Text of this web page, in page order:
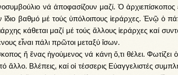
νά ἀποφασίζουν μαζί. Ὁ
ἴδιο βαθμό μέ τούς ὑπόλοιπους ἱεράρχες. Ἐνῷ ὁ
κάθεται μαζί μέ τούς ἄλλους ἱεράρχες καί
εἶναι πάλι πρῶτοι μεταξύ ἴσων.
ἤ ἕνας ἡγούμενος νά κάνη ὅ,τι θέλει. Φωτίζει
ἄλλο. Βλέπεις, καί οἱ τέσσερις Εὐαγγελιστές